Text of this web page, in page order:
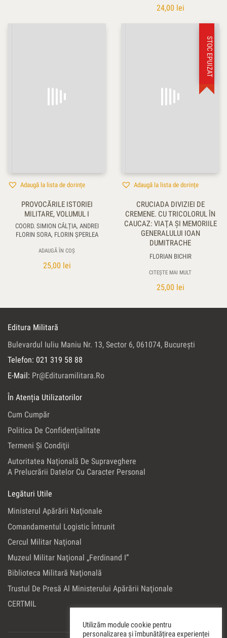
24,00 lei
Adaugă la lista de dorințe
PROVOCĂRILE ISTORIEI
MILITARE, VOLUMUL I
COORD. SIMION CÂLȚIA, ANDREI
FLORIN SORA, FLORIN ŞPERLEA
ADAUGĂ ÎN COȘ
25,00 lei
STOC EPUIZAT
Adaugă la lista de dorințe
CRUCIADA DIVIZIEI DE
CREMENE. CU TRICOLORUL ÎN
CAUCAZ: VIAŢA ŞI MEMORIILE
GENERALULUI IOAN
DUMITRACHE
FLORIAN BICHIR
CITEȘTE MAI MULT
25,00 lei
Editura Militară
Bulevardul Iuliu Maniu Nr. 13, Sector 6, 061074, Bucureşti
Telefon: 021 319 58 88
E-Mail: Pr@edituramilitara.ro
În Atenția Utilizatorilor
Cum Cumpăr
Politica De Confidenţialitate
Termeni Şi Condiţii
Autoritatea Naţională De Supraveghere
A Prelucrării Datelor Cu Caracter Personal
Legături Utile
Ministerul Apărării Naţionale
Comandamentul Logistic Întrunit
Cercul Militar Naţional
Muzeul Militar Naţional „Ferdinand I”
Biblioteca Militară Naţională
Trustul De Presă Al Ministerului Apărării Naţionale
CERTMIL
Utilizăm module cookie pentru
personalizarea și îmbunătățirea experienței